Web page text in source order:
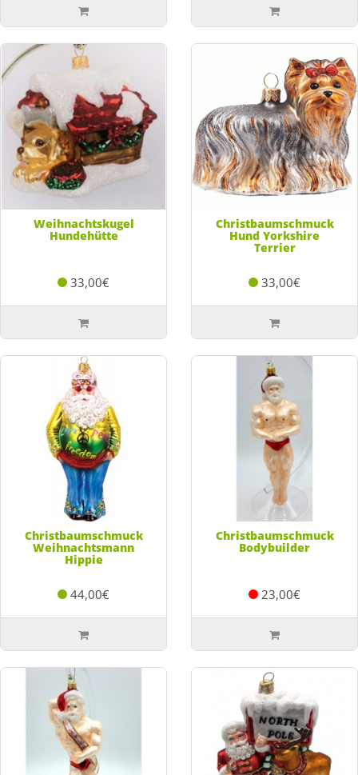
Weihnachtskugel
Hundehütte
33,00€
Christbaumschmuck
Hund Yorkshire
Terrier
33,00€
Christbaumschmuck
Weihnachtsmann
Hippie
44,00€
Christbaumschmuck
Bodybuilder
23,00€